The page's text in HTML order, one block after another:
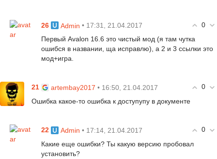
0
26 Admin • 17:31, 21.04.2017
Первый Avalon 16.6 это чистый мод (я там чутка
ошибся в названии, ща исправлю), а 2 и 3 ссылки это
мод+игра.
0
21 artembay2017 • 16:50, 21.04.2017
Ошибка какое-то ошибка к доступупу в документе
0
22 Admin • 17:14, 21.04.2017
Какие еще ошибки? Ты какую версию пробовал
установить?